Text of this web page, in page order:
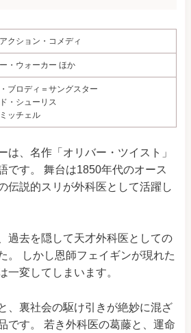
クション・コメディ
・ウォーカー ほか
ブロディ＝サングスター
・シューリス
ッチェル
は、名作「オリバー・ツイスト」
です。 舞台は1850年代のオース
伝説的スリが外科医として活躍し
過去を隠して天才外科医としての
。 しかし恩師フェイギンが現れた
一変してしまいます。
、裏社会の駆け引きが絶妙に混ざ
です。 若き外科医の葛藤と、運命